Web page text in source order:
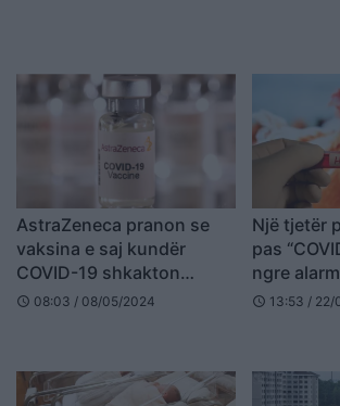
AstraZeneca pranon se
vaksina e saj kundër
COVID-19 shkakton
efekte anësore
schedule 08:03 / 08/05/2024
Një tjetër
pas
ngre
schedule 13:53 /